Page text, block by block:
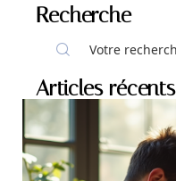
Recherche
Articles récents